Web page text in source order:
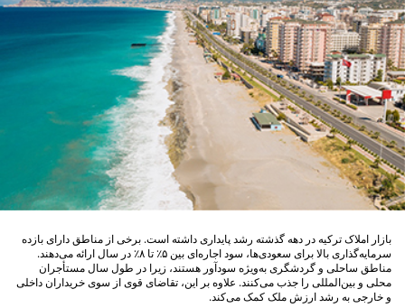
بازار املاک ترکیه در دهه گذشته رشد پایداری داشته است. برخی از مناطق دارای بازده
سرمایه‌گذاری بالا برای سعودی‌ها، سود اجاره‌ای بین ۵٪ تا ۸٪ در سال ارائه می‌دهند.
مناطق ساحلی و گردشگری به‌ویژه سودآور هستند، زیرا در طول سال مستأجران
محلی و بین‌المللی را جذب می‌کنند. علاوه بر این، تقاضای قوی از سوی خریداران داخلی
و خارجی به رشد ارزش ملک کمک می‌کند.